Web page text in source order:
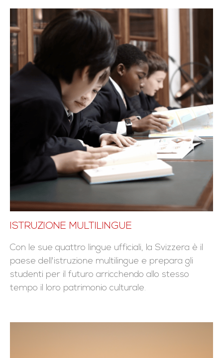
ISTRUZIONE MULTILINGUE
Con le sue quattro lingue ufficiali, la Svizzera è il
paese dell'istruzione multilingue e prepara gli
studenti per il futuro arricchendo allo stesso
tempo il loro patrimonio culturale.